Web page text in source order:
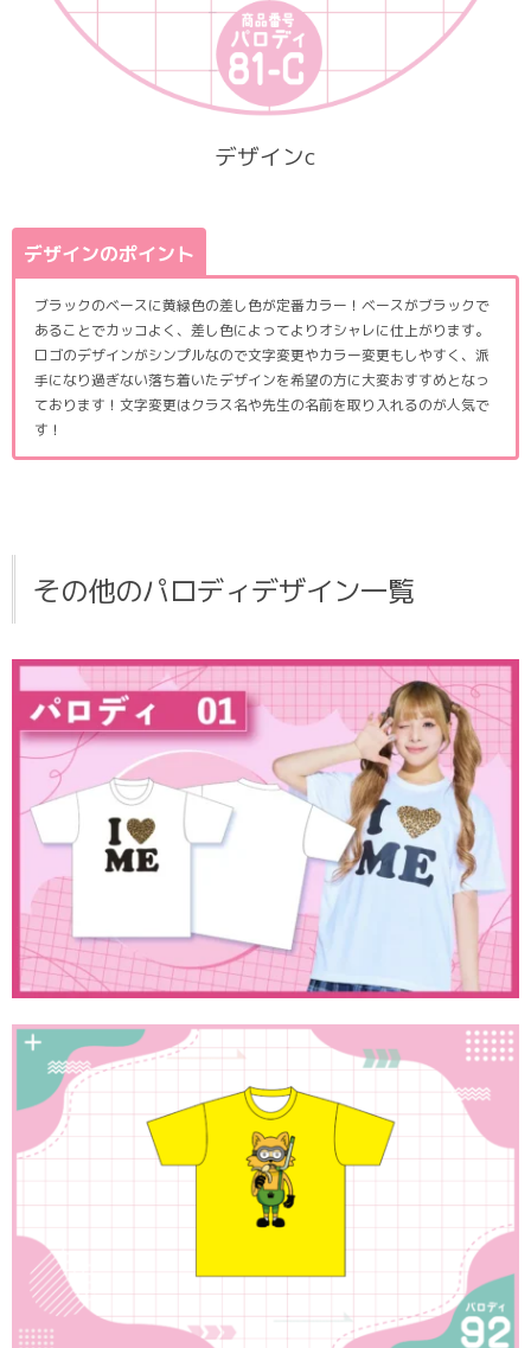
デザインc
デザインのポイント
ブラックのベースに黄緑色の差し色が定番カラー！ベースがブラックで
あることでカッコよく、差し色によってよりオシャレに仕上がります。
ロゴのデザインがシンプルなので文字変更やカラー変更もしやすく、派
手になり過ぎない落ち着いたデザインを希望の方に大変おすすめとなっ
ております！文字変更はクラス名や先生の名前を取り入れるのが人気で
す！
その他のパロディデザイン一覧